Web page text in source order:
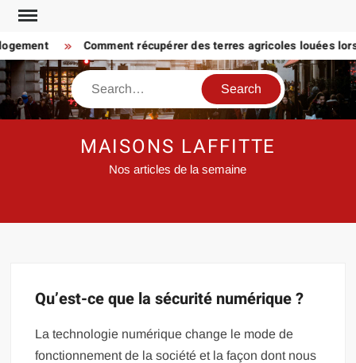
Skip
content
Comment récupérer des terres agricoles louées
Search
MAISONS LAFFITTE
Nos articles de la semaine
Qu’est-ce que la sécurité numérique ?
La technologie numérique change le mode de
fonctionnement de la société et la façon dont nous